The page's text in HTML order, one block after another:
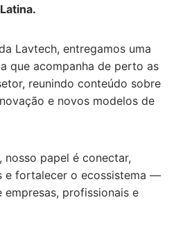
Lavtech, entregamos uma
que acompanha de perto as
reunindo conteúdo sobre
e novos modelos de
nosso papel é conectar,
e fortalecer o ecossistema —
profissionais e